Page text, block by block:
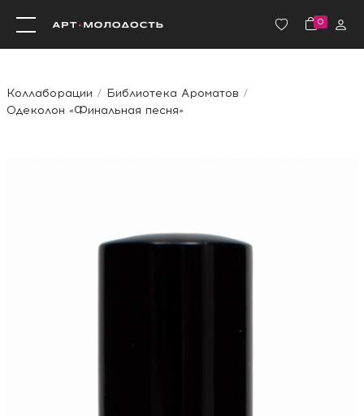
0
Коллаборации
Библиотека Ароматов
Одеколон «Финальная песня»